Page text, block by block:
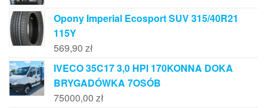
Opony Imperial Ecosport SUV 315/40R21
115Y
569,90 zł
IVECO 35C17 3,0 HPI 170KONNA DOKA
BRYGADÓWKA 7OSÓB
75000,00 zł